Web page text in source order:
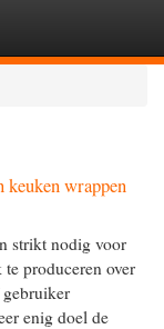
keuken wrappen
strikt nodig voor
produceren over
gebruiker
enig doel de